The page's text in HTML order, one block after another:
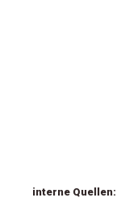
interne Quellen: